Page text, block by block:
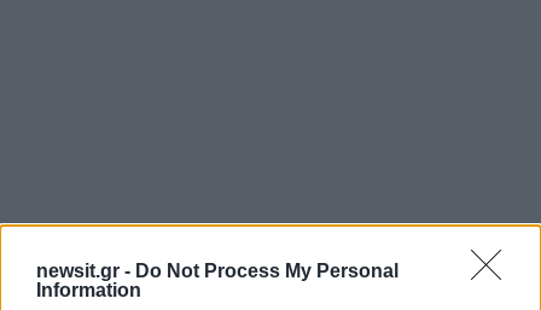
newsit.gr - Do Not Process My Personal
Information